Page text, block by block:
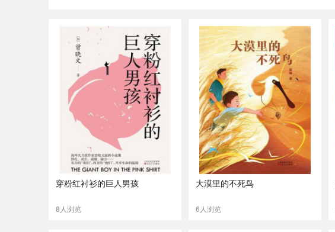
穿粉红衬衫的巨人男孩
8人浏览
大漠里的不死鸟
6人浏览